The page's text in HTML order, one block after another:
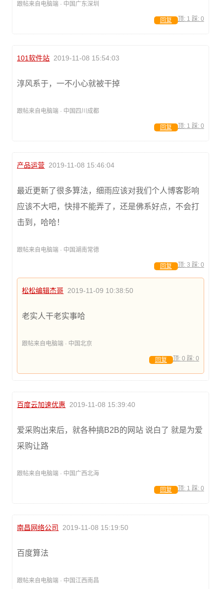
跟帖来自电脑端 · 中国广东深圳
顶: 1 踩: 0
回复
101软件站 2019-11-08 15:54:03
淳风系于，一不小心就被干掉
跟帖来自电脑端 · 中国四川成都
顶: 1 踩: 0
回复
产品运营 2019-11-08 15:46:04
最近更新了很多算法，细雨应该对我们个人博客影响
应该不大吧，快排不能弄了，还是佛系好点，不会打
击到，哈哈！
跟帖来自电脑端 · 中国湖南常德
顶: 3 踩: 0
回复
松松编辑杰哥 2019-11-09 10:38:50
老实人干老实事哈
跟帖来自电脑端 · 中国北京
顶: 0 踩: 0
回复
百度云加速优惠 2019-11-08 15:39:40
爱采购出来后，就各种搞B2B的网站 说白了 就是为爱
采购让路
跟帖来自电脑端 · 中国广西北海
顶: 1 踩: 0
回复
南昌网络公司 2019-11-08 15:19:50
百度算法
跟帖来自电脑端 · 中国江西南昌